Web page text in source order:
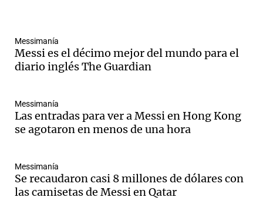
Messimanía
Messi es el décimo mejor del mundo para el
diario inglés The Guardian
Messimanía
Las entradas para ver a Messi en Hong Kong
se agotaron en menos de una hora
Messimanía
Se recaudaron casi 8 millones de dólares con
las camisetas de Messi en Qatar